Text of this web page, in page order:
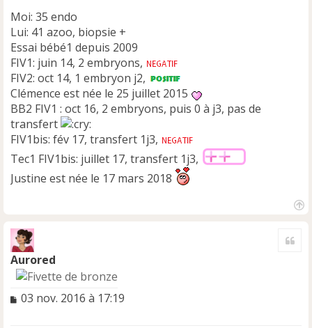
l
u
Moi: 35 endo
Lui: 41 azoo, biopsie +
Essai bébé1 depuis 2009
FIV1: juin 14, 2 embryons,
FIV2: oct 14, 1 embryon j2,
Clémence est née le 25 juillet 2015
BB2 FIV1 : oct 16, 2 embryons, puis 0 à j3, pas de
transfert
FIV1bis: fév 17, transfert 1j3,
Tec1 FIV1bis: juillet 17, transfert 1j3,
Justine est née le 17 mars 2018
Aurored
M
03 nov. 2016 à 17:19